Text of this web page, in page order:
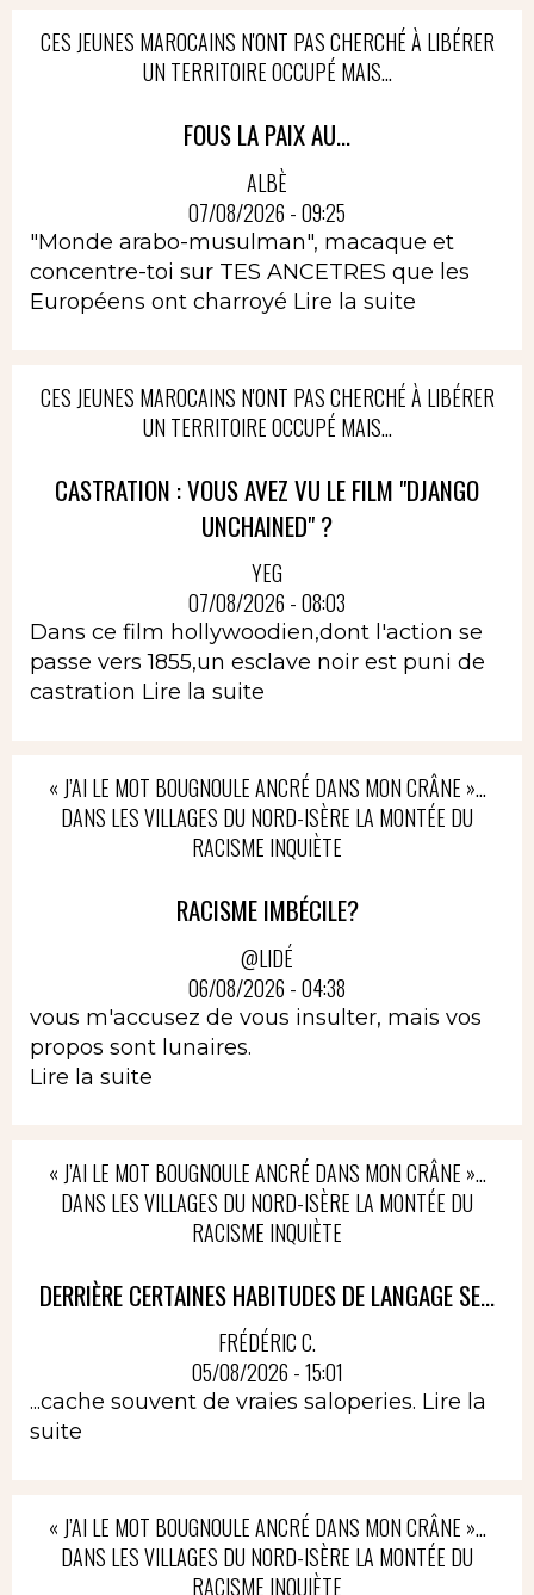
CES JEUNES MAROCAINS N'ONT PAS CHERCHÉ À LIBÉRER
UN TERRITOIRE OCCUPÉ MAIS...
FOUS LA PAIX AU...
ALBÈ
07/08/2026 - 09:25
"Monde arabo-musulman", macaque et
concentre-toi sur TES ANCETRES que les
Européens ont charroyé Lire la suite
CES JEUNES MAROCAINS N'ONT PAS CHERCHÉ À LIBÉRER
UN TERRITOIRE OCCUPÉ MAIS...
CASTRATION : VOUS AVEZ VU LE FILM "DJANGO
UNCHAINED" ?
YEG
07/08/2026 - 08:03
Dans ce film hollywoodien,dont l'action se
passe vers 1855,un esclave noir est puni de
castration Lire la suite
« J’AI LE MOT BOUGNOULE ANCRÉ DANS MON CRÂNE »…
DANS LES VILLAGES DU NORD-ISÈRE LA MONTÉE DU
RACISME INQUIÈTE
RACISME IMBÉCILE?
@LIDÉ
06/08/2026 - 04:38
vous m'accusez de vous insulter, mais vos
propos sont lunaires.
Lire la suite
« J’AI LE MOT BOUGNOULE ANCRÉ DANS MON CRÂNE »…
DANS LES VILLAGES DU NORD-ISÈRE LA MONTÉE DU
RACISME INQUIÈTE
DERRIÈRE CERTAINES HABITUDES DE LANGAGE SE...
FRÉDÉRIC C.
05/08/2026 - 15:01
...cache souvent de vraies saloperies. Lire la
suite
« J’AI LE MOT BOUGNOULE ANCRÉ DANS MON CRÂNE »…
DANS LES VILLAGES DU NORD-ISÈRE LA MONTÉE DU
RACISME INQUIÈTE